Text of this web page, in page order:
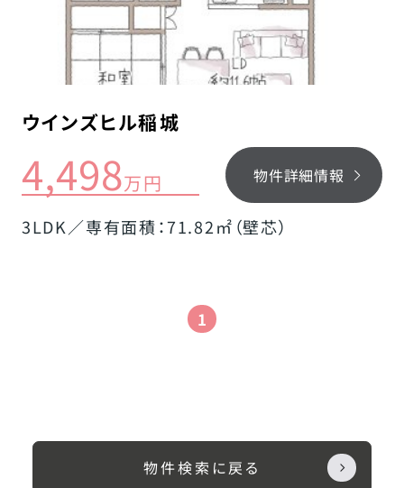
ウインズヒル稲城
4,498万円 物件詳細情報
3LDK／専有面積：71.82㎡（壁芯）
1
物件検索に戻る